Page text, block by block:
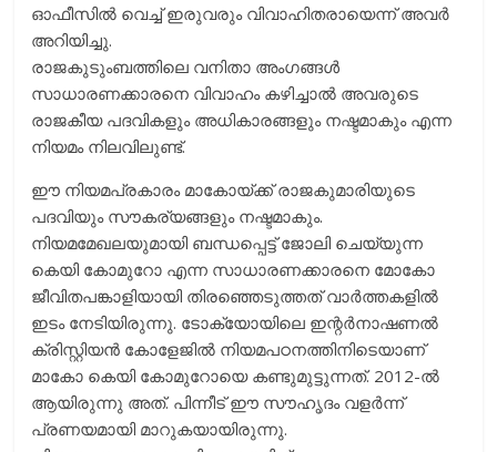
ഓഫീസിൽ വെച്ച് ഇരുവരും വിവാഹിതരായെന്ന് അവർ
അറിയിച്ചു.
രാജകുടുംബത്തിലെ വനിതാ അംഗങ്ങൾ
സാധാരണക്കാരനെ വിവാഹം കഴിച്ചാൽ അവരുടെ
രാജകീയ പദവികളും അധികാരങ്ങളും നഷ്ടമാകും എന്ന
നിയമം നിലവിലുണ്ട്.
ഈ നിയമപ്രകാരം മാകോയ്ക്ക് രാജകുമാരിയുടെ
പദവിയും സൗകര്യങ്ങളും നഷ്ടമാകും.
നിയമമേഖലയുമായി ബന്ധപ്പെട്ട് ജോലി ചെയ്യുന്ന
കെയി കോമുറോ എന്ന സാധാരണക്കാരനെ മോകോ
ജീവിതപങ്കാളിയായി തിരഞ്ഞെടുത്തത് വാർത്തകളിൽ
ഇടം നേടിയിരുന്നു. ടോക്യോയിലെ ഇന്റർനാഷണൽ
ക്രിസ്റ്റിയൻ കോളേജിൽ നിയമപഠനത്തിനിടെയാണ്
മാകോ കെയി കോമുറോയെ കണ്ടുമുട്ടുന്നത്. 2012-ൽ
ആയിരുന്നു അത്. പിന്നീട് ഈ സൗഹൃദം വളർന്ന്
പ്രണയമായി മാറുകയായിരുന്നു.